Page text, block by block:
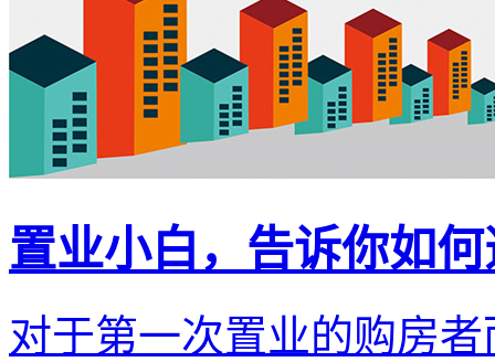
置业小白，告诉你如
对于第一次置业的购房